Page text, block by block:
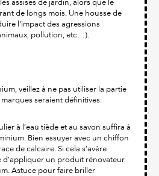
assises de jardin, alors que le
de longs mois. Une housse de
l'impact des agressions
pollution, etc…).
veillez à ne pas utiliser la partie
seraient définitives.
à l’eau tiède et au savon suffira à
Bien essuyer avec un chiffon
de calcaire. Si cela s’avère
d’appliquer un produit rénovateur
Astuce pour faire briller